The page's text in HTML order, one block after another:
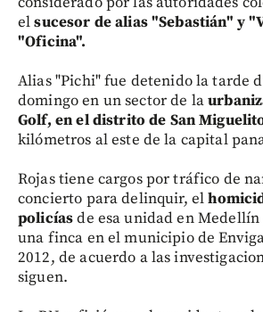
elsucesor de alias "Sebastián" y
"Oficina".
Alias "Pichi" fue detenido la tarde
domingo en un sector de la
Golf, en el distrito de San
kilómetros al este de la capital
Rojas tiene cargos por tráfico de
concierto para delinquir, el
policíasde esa unidad en Medellín
una finca en el municipio de
2012, de acuerdo a las
siguen.